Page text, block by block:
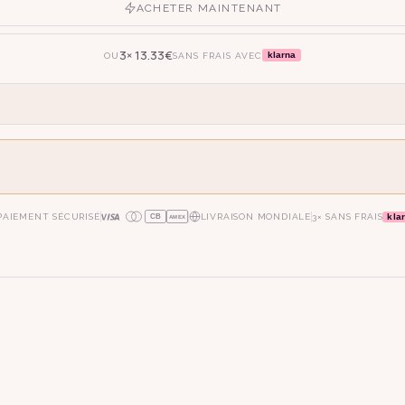
ACHETER MAINTENANT
OU 3×13.33€SANS FRAIS AVEC klarna
SÉCURISÉ CB AMEX LIVRAISON MONDIALE 3× SANS FRAIS